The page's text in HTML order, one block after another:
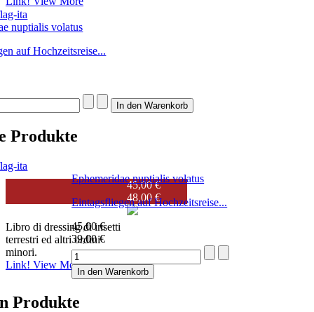
Terrestrials & Co.
Libro di dressing di insetti
terrestri ed altri ordini
minori.
Link! View More
45,00 €
48,00 €
nuptialis volatus
auf Hochzeitsreise...
Produkte
Ephemeridae nuptialis volatus
Eintagsfliegen auf Hochzeitsreise...
45,00 €
39,00 €
Produkte